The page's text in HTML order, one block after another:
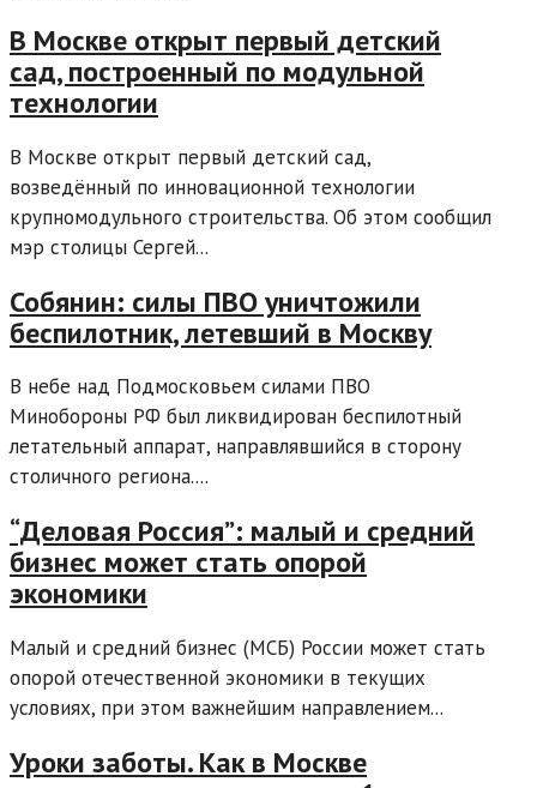
В Москве открыт первый детский
сад, построенный по модульной
технологии
В Москве открыт первый детский сад,
возведённый по инновационной технологии
крупномодульного строительства. Об этом сообщил
мэр столицы Сергей...
Собянин: силы ПВО уничтожили
беспилотник, летевший в Москву
В небе над Подмосковьем силами ПВО
Минобороны РФ был ликвидирован беспилотный
летательный аппарат, направлявшийся в сторону
столичного региона....
“Деловая Россия”: малый и средний
бизнес может стать опорой
экономики
Малый и средний бизнес (МСБ) России может стать
опорой отечественной экономики в текущих
условиях, при этом важнейшим направлением...
Уроки заботы. Как в Москве